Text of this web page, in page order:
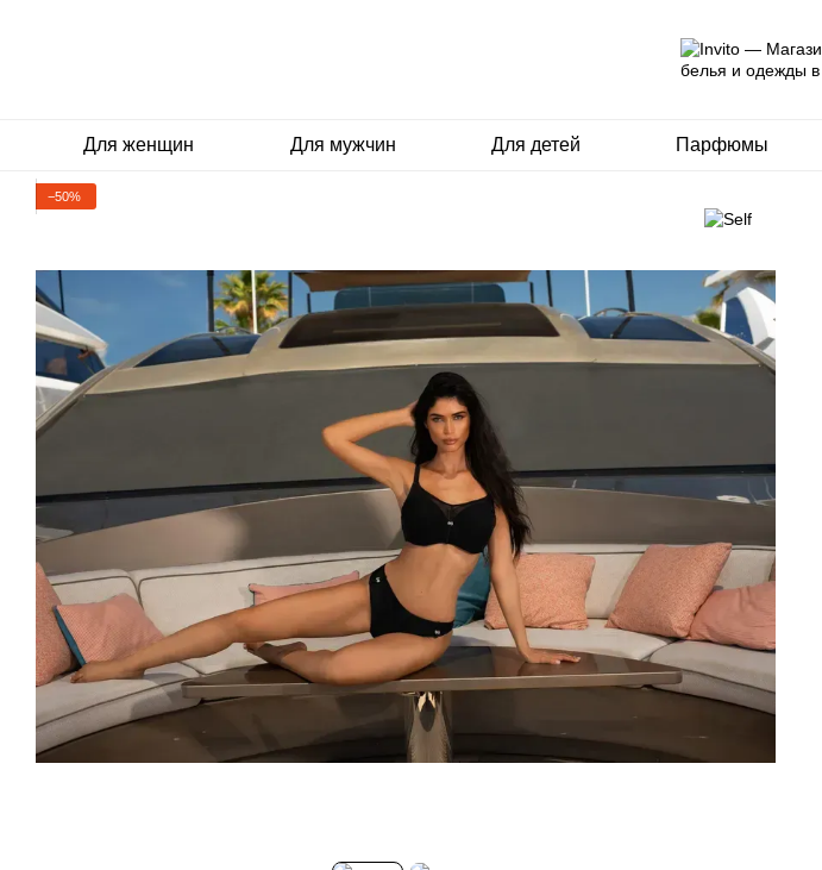
Для женщин Для мужчин Для детей Парфюмы
−50%